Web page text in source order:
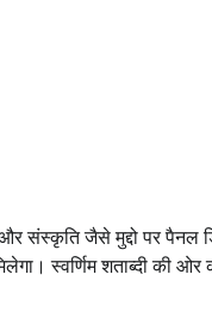
और संस्कृति जैसे मुद्दो पर
स्वर्णिम शताब्दी की